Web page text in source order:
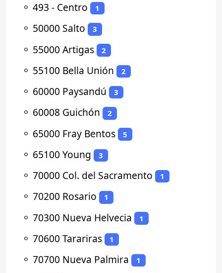
⚬ 493 - Centro 1
⚬ 50000 Salto 3
⚬ 55000 Artigas 2
⚬ 55100 Bella Unión 2
⚬ 60000 Paysandú 3
⚬ 60008 Guichón 2
⚬ 65000 Fray Bentos 5
⚬ 65100 Young 3
⚬ 70000 Col. del Sacramento 1
⚬ 70200 Rosario 1
⚬ 70300 Nueva Helvecia 1
⚬ 70600 Tarariras 1
⚬ 70700 Nueva Palmira 1